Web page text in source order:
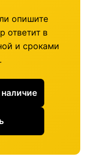
опишите
ответит в
и сроками